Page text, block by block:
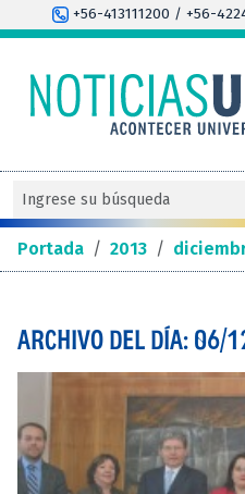
+56-413111200 / +56-
Portada / 2013 /
ARCHIVO DEL DÍA: 06/